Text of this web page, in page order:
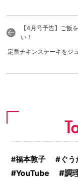
【4月号予告】ご飯
い！
定番チキンステーキをジ
福本敦子 ぐう
YouTube 調